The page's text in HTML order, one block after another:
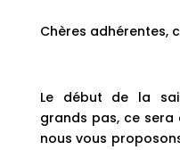
Chères adhérentes,
Le début de la
grands pas, ce
nous vous